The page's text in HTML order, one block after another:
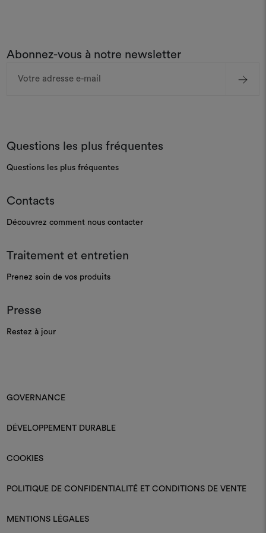
Abonnez-vous à notre newsletter
Questions les plus fréquentes
Questions les plus fréquentes
Contacts
Découvrez comment nous contacter
Traitement et entretien
Prenez soin de vos produits
Presse
Restez à jour
GOVERNANCE
DÉVELOPPEMENT DURABLE
COOKIES
POLITIQUE DE CONFIDENTIALITÉ ET CONDITIONS DE VENTE
MENTIONS LÉGALES